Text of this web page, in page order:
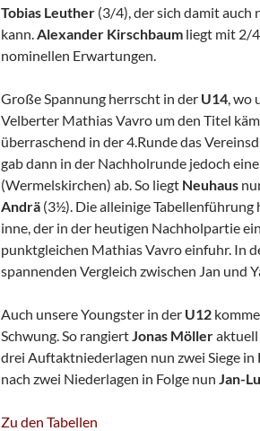
Tobias Leuther (3/4), der sich damit
kann.Alexander Kirschbaum liegt mit 2/
nominellen Erwartungen.
Große Spannung herrscht in der U14, wo
Velberter Mathias Vavro um den Titel
überraschend in der 4.Runde das
gab dann in der Nachholrunde jedoch
(Wermelskirchen) ab. So liegt Neuhaus
Andrä (3½). Die alleinige Tabellenführung
inne, der in der heutigen Nachholpartie
punktgleichen Mathias Vavro einfuhr. In
spannenden Vergleich zwischen Jan und
Auch unsere Youngster in der U12
Schwung. So rangiertJonas Möller
drei Auftaktniederlagen nun zwei Siege
nach zwei Niederlagen in Folge nun Jan-
Zu den Tabellen